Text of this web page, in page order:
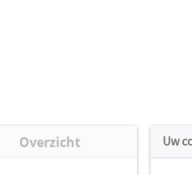
Overzicht Uw